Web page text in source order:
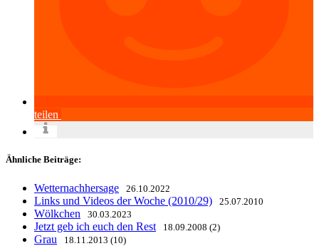
teilen
Ähnliche Beiträge:
Wetternachhersage 26.10.2022
Links und Videos der Woche (2010/29) 25.07.2010
Wölkchen 30.03.2023
Jetzt geb ich euch den Rest 18.09.2008 (2)
Grau 18.11.2013 (10)